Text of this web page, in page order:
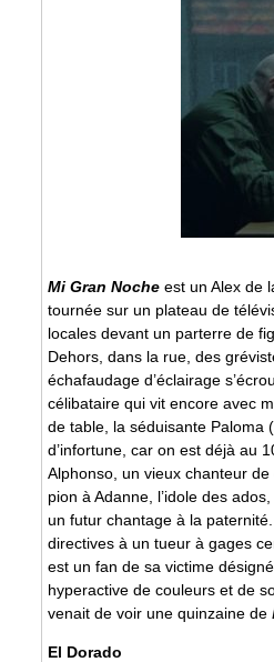
Mi Gran Noche est un Alex de
tournée sur un plateau de
locales devant un parterre de
Dehors, dans la rue, des
échafaudage d’éclairage
célibataire qui vit encore avec
de table, la séduisante Paloma
d’infortune, car on est déjà au
Alphonso, un vieux chanteur
pion à Adanne, l’idole des
un futur chantage à la
directives à un tueur à gages
est un fan de sa victime
hyperactive de couleurs et de
venait de voir une quinzaine de
El Dorado